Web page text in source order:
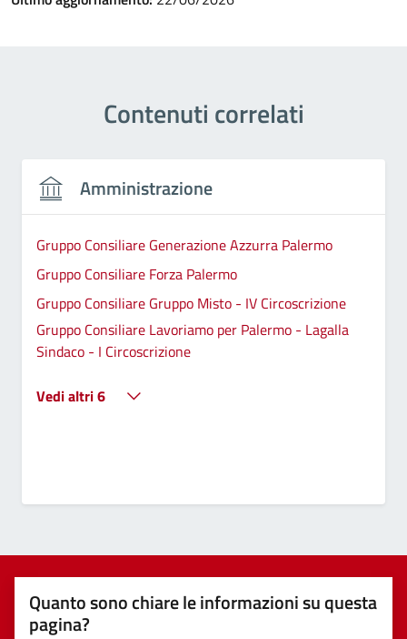
Contenuti correlati
Amministrazione
Gruppo Consiliare Generazione Azzurra Palermo
Gruppo Consiliare Forza Palermo
Gruppo Consiliare Gruppo Misto - IV Circoscrizione
Gruppo Consiliare Lavoriamo per Palermo - Lagalla
Sindaco - I Circoscrizione
Vedi altri 6
Quanto sono chiare le informazioni su questa
pagina?